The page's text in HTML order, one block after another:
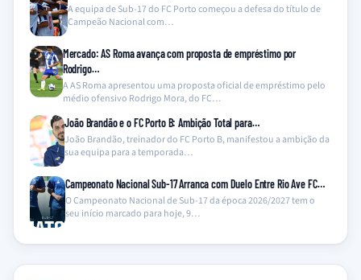
A equipa de Sub-17 do FC Porto começou a defesa do título de
Campeão Nacional com…
Mercado: AS Roma avança com proposta de empréstimo por
Rodrigo…
A AS Roma apresentou uma proposta oficial de empréstimo pelo
médio ofensivo Rodrigo Mora, do FC…
João Brandão e o FC Porto B: Ambição Total para…
João Brandão, treinador do FC Porto B, manifestou a ambição da
sua equipa para a temporada…
Campeonato Nacional Sub-17 Arranca com Duelo Entre Rio Ave FC…
O Campeonato Nacional de Sub-17 da época 2026/2027 tem o
seu início marcado para hoje, 9…